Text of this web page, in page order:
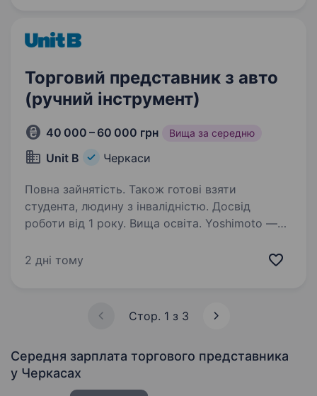
Торговий представник з авто
(ручний інструмент)
40 000 – 60 000 грн Вища за середню
Unit B Черкаси
Повна зайнятість. Також готові взяти
студента, людину з інвалідністю. Досвід
роботи від 1 року. Вища освіта. Yoshimoto —
професійного та домашнього використання.
компанія активно розвивається та запрошує
2 дні тому
Стор. 1 з 3
Середня зарплата торгового представника
у Черкасах